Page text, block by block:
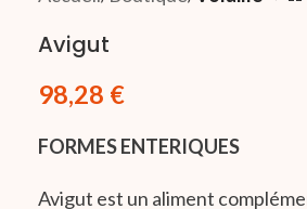
Avigut
98,28 €
FORMES ENTERIQUES
Avigut est un aliment